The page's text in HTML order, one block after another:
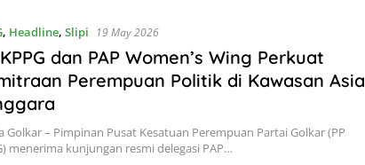
, Headline, Slipi 19 May 2026
dan PAP Women’s Wing Perkuat
Perempuan Politik di Kawasan Asia
Golkar – Pimpinan Pusat Kesatuan Perempuan Partai Golkar (PP
menerima kunjungan resmi delegasi PAP…